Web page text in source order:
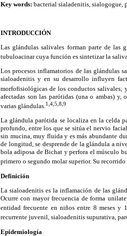
Key words: bacterial sialadenitis, sialogogue,
INTRODUCCIÓN
Las glándulas salivales forman parte de las
tubuloacinar cuya función es sintetizar la
Los procesos inflamatorios de las glándulas
sialoadenitis y en su desarrollo influyen
morfofisiológicas de los conductos salivales;
afectadas son las parótidas (una o ambas) y,
varias glándulas. 1,4,5,8,9
La glándula parótida se localiza en la celda
profundo, entre los que se sitúa el nervio
sin mucina, muy fluida y es más abundante
de longitud, se desprende de la glándula a
bola adiposa de Bichat y perfora el músculo
primero o segundo molar superior. Su
Definición
La sialoadenitis es la inflamación de las
Ocurre con mayor frecuencia de forma
entidad frecuente en niños entre 8 meses y
recurrente juvenil, sialoadenitis supurativa,
Epidemiología